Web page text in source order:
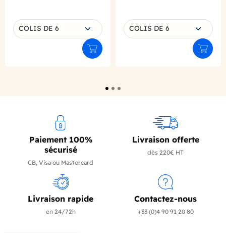
Choisissez une déclinaison
COLIS DE 6
Ajouter au panier
Choisissez une déclinaison
COLIS DE 6
Paiement 100%
sécurisé
CB, Visa ou Mastercard
Livraison offerte
dès 220€ HT
Livraison rapide
en 24/72h
Contactez-nous
+33 (0)4 90 91 20 80